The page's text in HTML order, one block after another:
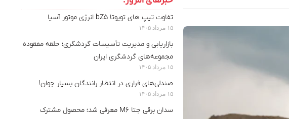
تفاوت تیپ های تویوتا bZ5 انرژی موتور آسیا
۱۵ مرداد ۱۴۰۵
بازاریابی و مدیریت تأسیسات گردشگری؛ حلقه مفقوده
مجموعه‌های گردشگری ایران
۱۵ مرداد ۱۴۰۵
صندلی‌های فراری در انتظار رانندگان بسیار جوان!
۱۵ مرداد ۱۴۰۵
سدان برقی جتا M6 معرفی شد؛ محصول مشترک